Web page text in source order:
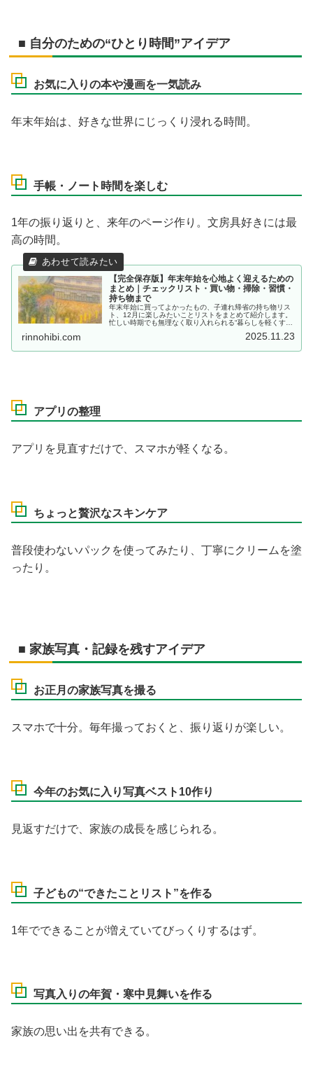
■ 自分のための“ひとり時間”アイデア
お気に入りの本や漫画を一気読み
年末年始は、好きな世界にじっくり浸れる時間。
手帳・ノート時間を楽しむ
1年の振り返りと、来年のページ作り。文房具好きには最
高の時間。
【完全保存版】年末年始を心地よく迎えるための
まとめ｜チェックリスト・買い物・掃除・習慣・
持ち物まで
年末年始に買ってよかったもの、子連れ帰省の持ち物リス
ト、12月に楽しみたいことリストをまとめて紹介します。
忙しい時期でも無理なく取り入れられる“暮らしを軽くする
rinnohibi.com 2025.11.23
アプリの整理
アプリを見直すだけで、スマホが軽くなる。
ちょっと贅沢なスキンケア
普段使わないパックを使ってみたり、丁寧にクリームを塗
ったり。
■ 家族写真・記録を残すアイデア
お正月の家族写真を撮る
スマホで十分。毎年撮っておくと、振り返りが楽しい。
今年のお気に入り写真ベスト10作り
見返すだけで、家族の成長を感じられる。
子どもの“できたことリスト”を作る
1年でできることが増えていてびっくりするはず。
写真入りの年賀・寒中見舞いを作る
家族の思い出を共有できる。